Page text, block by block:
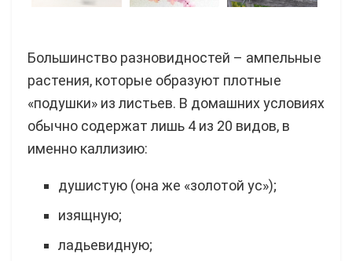
Большинство разновидностей – ампельные
растения, которые образуют плотные
«подушки» из листьев. В домашних условиях
обычно содержат лишь 4 из 20 видов, в
именно каллизию:
душистую (она же «золотой ус»);
изящную;
ладьевидную;